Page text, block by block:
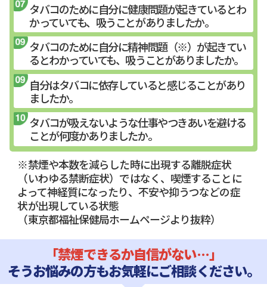
タバコのために自分に健康問題が起きているとわ
かっていても、吸うことがありましたか。
タバコのために自分に精神問題（※）が起きてい
るとわかっていても、吸うことがありましたか。
自分はタバコに依存していると感じることがあり
ましたか。
タバコが吸えないような仕事やつきあいを避ける
ことが何度かありましたか。
※禁煙や本数を減らした時に出現する離脱症状
（いわゆる禁断症状）ではなく、喫煙することに
よって神経質になったり、不安や抑うつなどの症
状が出現している状態
（東京都福祉保健局ホームページより抜粋）
「禁煙できるか自信がない…」
そうお悩みの方もお気軽にご相談ください。